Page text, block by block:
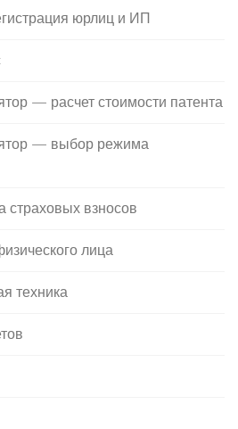
юрлиц и ИП
— расчет стоимости патента
— выбор режима
страховых взносов
лица
техника